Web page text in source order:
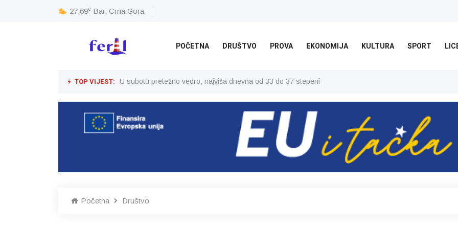
27.69c Bar, Crna Gora
POČETNA DRUŠTVO PROVA EKONOMIJA KULTURA SPORT
TOP VIJEST: U subotu pretežno vedro, najviša dnevna od 33 do 37 stepeni
Početna Društvo